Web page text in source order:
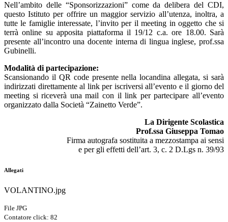
Nell’ambito delle “Sponsorizzazioni” come da delibera del CDI,
questo Istituto per offrire un maggior servizio all’utenza, inoltra, a
tutte le famiglie interessate, l’invito per il meeting in oggetto che si
terrà online su apposita piattaforma il 19/12 c.a. ore 18.00. Sarà
presente all’incontro una docente interna di lingua inglese, prof.ssa
Gubinelli.
Modalità di partecipazione:
Scansionando il QR code presente nella locandina allegata, si sarà
indirizzati direttamente al link per iscriversi all’evento e il giorno del
meeting si riceverà una mail con il link per partecipare all’evento
organizzato dalla Società “Zainetto Verde”.
La Dirigente Scolastica
Prof.ssa Giuseppa Tomao
Firma autografa sostituita a mezzostampa ai sensi
e per gli effetti dell’art. 3, c. 2 D.Lgs n. 39/93
Allegati
VOLANTINO.jpg
File JPG
Contatore click: 82